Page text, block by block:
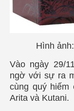
Hình
Vào ngày 29/
ngờ với sự ra
cùng quý hiếm
Arita và Kutani.